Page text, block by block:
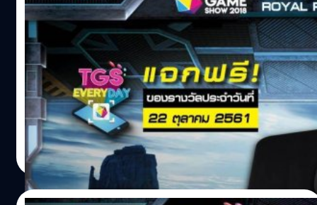
อยากแจก!! กิจกรรม TGS EVERYDAY ประจำ
วันที่ 22 ต.ค. 61 ซื้อบัตรงาน TGS 2018 แล้วไป
ลุ้นกัน
? เปิดจำหน่ายบัตรเข้างาน Thailand Game Show 2018 แล้ว!!
ซื้อบัตรเล่นกิจกรรมด่วน...คุณอาจเป็นผู้โชคดีคนต่อไป!! พบ
กับของรางวัล "TGS EVERYDAY" ? ประจำวันที่ 22 ตุลาคม
2561 ได้แก่ : แจก!! Gaming Mouse Set จาก SteelSeries
จำนวน 1 รางวัล เมาส์เกมมิ่งรุ่น SteelSeries Sendei 310
พร้อมแผ่นรองเมาส์ Qck ฟรีไปเลย 1 ชุด ฟิน ๆ!! กติกาพร้อม
ลุ้นของรางวัล : https://goo.gl/ZA5hou ดาวน์โหลด
แอปฯ TrueMoney Wallet เพื่อซื้อบัตร
: https://goo.gl/Pb3jgq ดาวน์โหลดแอปฯ Thailand Game
salinee tintumrong| 2847 days ago
Read More